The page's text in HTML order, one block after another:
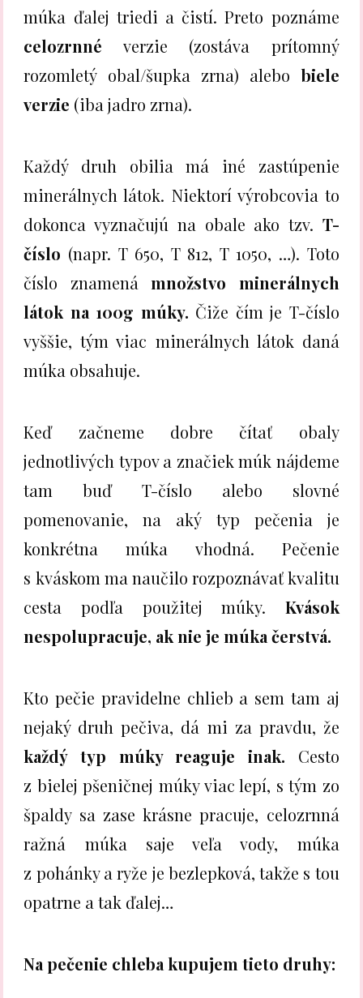
múka ďalej triedi a čistí. Preto poznáme
celozrnné verzie (zostáva prítomný
rozomletý obal/šupka zrna) alebobiele
verzie (iba jadro zrna).
Každý druh obilia má iné zastúpenie
minerálnych látok. Niektorí výrobcovia to
dokonca vyznačujú na obale ako tzv. T-
číslo (napr. T 650, T 812, T 1050, …). Toto
číslo znamenámnožstvo minerálnych
látok na 100g múky. Čiže čím je T-číslo
vyššie, tým viac minerálnych látok daná
múka obsahuje.
Keď začneme dobre čítať obaly
jednotlivých typov a značiek múk nájdeme
tam buď T-číslo alebo slovné
pomenovanie, na aký typ pečenia je
konkrétna múka vhodná. Pečenie
s kváskom ma naučilo rozpoznávať kvalitu
cesta podľa použitej múky. Kvások
nespolupracuje, ak nie je múka čerstvá.
Kto pečie pravidelne chlieb a sem tam aj
nejaký druh pečiva, dá mi za pravdu, že
každý typ múky reaguje inak. Cesto
z bielej pšeničnej múky viac lepí, s tým zo
špaldy sa zase krásne pracuje, celozrnná
ražná múka saje veľa vody, múka
z pohánky a ryže je bezlepková, takže s tou
opatrne a tak ďalej…
Na pečenie chleba kupujem tieto druhy: